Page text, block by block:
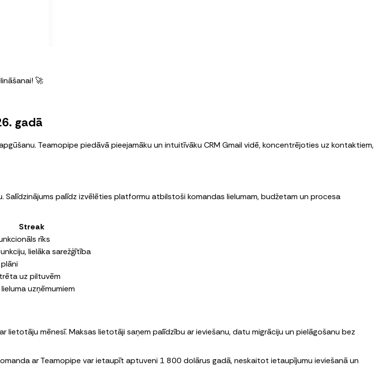
🚀
gadā
Teamopipe piedāvā pieejamāku un intuitīvāku CRM Gmail vidē, koncentrējoties uz kontaktiem,
Salīdzinājums palīdz izvēlēties platformu atbilstoši komandas lielumam, budžetam un procesa
Streak
rīks
lielāka sarežģītība
uz piltuvēm
uzņēmumiem
lietotāju mēnesī. Maksas lietotāji saņem palīdzību ar ieviešanu, datu migrāciju un pielāgošanu bez
ar Teamopipe var ietaupīt aptuveni 1 800 dolārus gadā, neskaitot ietaupījumu ieviešanā un